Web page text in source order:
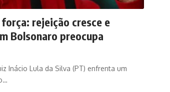
rejeição cresce e
Bolsonaro preocupa
Inácio Lula da Silva (PT) enfrenta um